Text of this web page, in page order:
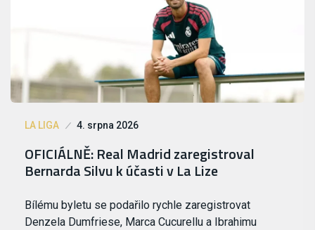
LA LIGA 4. srpna 2026
OFICIÁLNĚ: Real Madrid zaregistroval
Bernarda Silvu k účasti v La Lize
Bílému byletu se podařilo rychle zaregistrovat
Denzela Dumfriese, Marca Cucurellu a Ibrahimu